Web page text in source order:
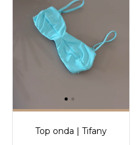
Top onda | Tifany